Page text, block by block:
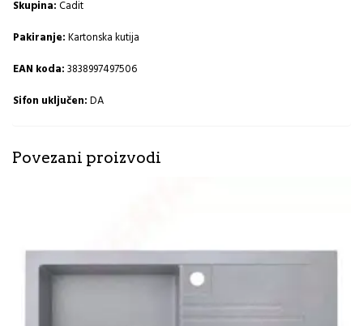
Skupina:Cadit
Pakiranje:Kartonska kutija
EAN koda:3838997497506
Sifon uključen:DA
Povezani proizvodi